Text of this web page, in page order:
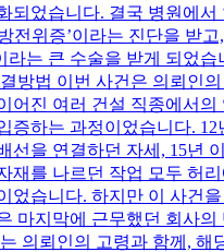
되었습니다. 결국 병원에서
전위증’이라는 진단을 받고
라는 큰 수술을 받게 되었
방법 이번 사건은 의뢰인
어진 여러 건설 직종에서의
증하는 과정이었습니다. 12
선을 연결하던 자세, 15년
재를 나르던 작업 모두 허
었습니다. 하지만 이 사건
마지막에 근무했던 회사의
의뢰인의 고령과 함께, 해